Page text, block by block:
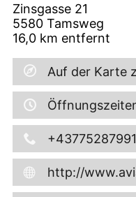
Zinsgasse 21
5580 Tamsweg
16,0 km entfernt
Auf der Karte
+43775287991
http://